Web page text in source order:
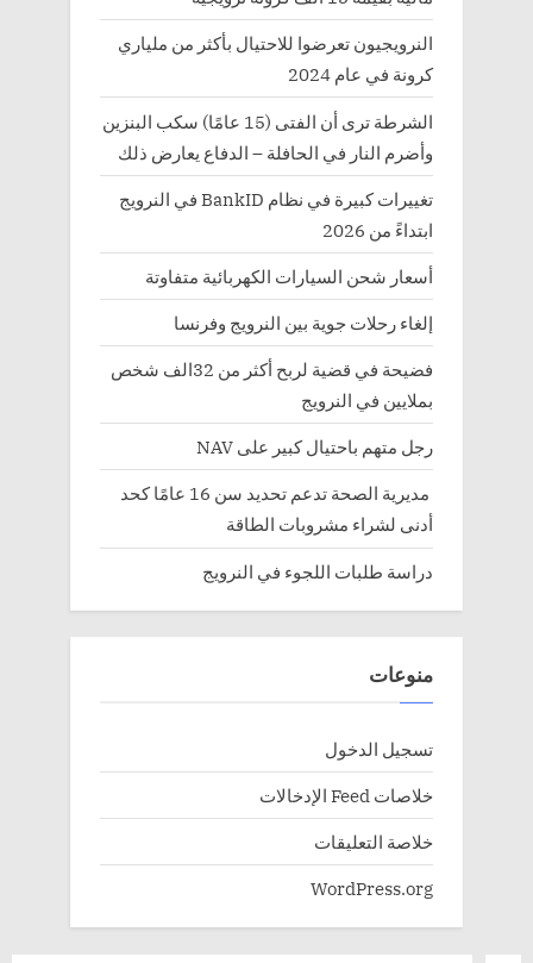
النرويجيون تعرضوا للاحتيال بأكثر من ملياري
كرونة في عام 2024
الشرطة ترى أن الفتى (15 عامًا) سكب البنزين
وأضرم النار في الحافلة – الدفاع يعارض ذلك
تغييرات كبيرة في نظام BankID في النرويج
ابتداءً من 2026
أسعار شحن السيارات الكهربائية متفاوتة
إلغاء رحلات جوية بين النرويج وفرنسا
فضيحة في قضية لربح أكثر من 32الف شخص
بملايين في النرويج
رجل متهم باحتيال كبير على NAV
مديرية الصحة تدعم تحديد سن 16 عامًا كحد
أدنى لشراء مشروبات الطاقة
دراسة طلبات اللجوء في النرويج
منوعات
تسجيل الدخول
خلاصات Feed الإدخالات
خلاصة التعليقات
WordPress.org